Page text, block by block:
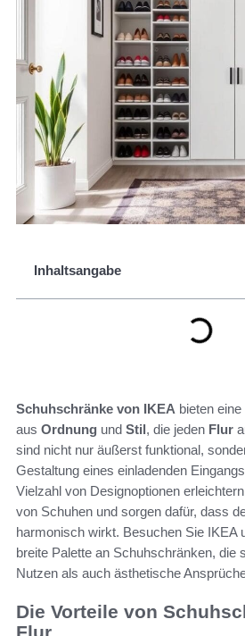
Inhaltsangabe
Schuhschränke von IKEA bieten
aus Ordnung und Stil, die jeden Flur
sind nicht nur äußerst funktional,
Gestaltung eines einladenden
Vielzahl von Designoptionen
von Schuhen und sorgen dafür, dass
harmonisch wirkt. Besuchen Sie IKEA
breite Palette an Schuhschränken, die
Nutzen als auch ästhetische
Die Vorteile von